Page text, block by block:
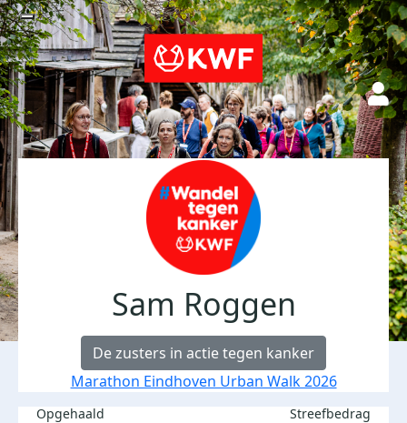
Sam Roggen
De zusters in actie tegen kanker
Marathon Eindhoven Urban Walk 2026
Opgehaald Streefbedrag